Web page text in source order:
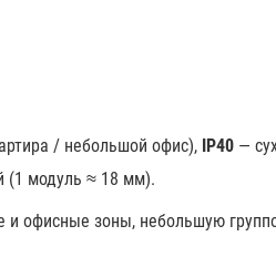
/ небольшой офис), IP40 —
(1 модуль ≈ 18 мм).
и офисные зоны, небольшую